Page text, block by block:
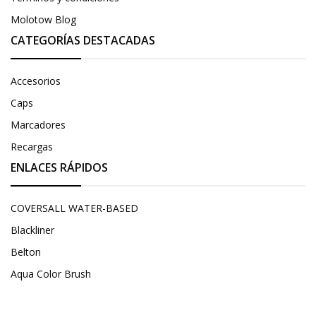
Molotow Blog
CATEGORÍAS DESTACADAS
Accesorios
Caps
Marcadores
Recargas
ENLACES RÁPIDOS
COVERSALL WATER-BASED
Blackliner
Belton
Aqua Color Brush